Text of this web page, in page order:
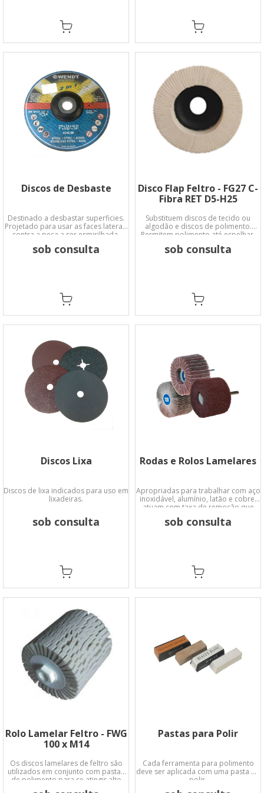
Discos de Desbaste
Destinado a desbastar superficies.
Projetado para usar as faces laterais
contra a peça a ser esmirilhada.
sob consulta
Disco Flap Feltro - FG27 C-
Fibra RET D5-H25
Substituem discos de tecido ou
algodão e discos de polimento.
Permitem polimento até espelhar.
sob consulta
Discos Lixa
Discos de lixa indicados para uso em
lixadeiras.
sob consulta
Rodas e Rolos Lamelares
Apropriadas para trabalhar com aço
inoxidável, alumínio, latão e cobre,
atuam com taxa de remoção que
deixa um acabamento acetinado
uniforme.
sob consulta
Rolo Lamelar Feltro - FWG
100 x M14
Os discos lamelares de feltro são
utilizados em conjunto com pastas
de polimento para se atingir alto
brilho espelhante.
Pastas para Polir
Cada ferramenta para polimento
deve ser aplicada com uma pasta de
polir.